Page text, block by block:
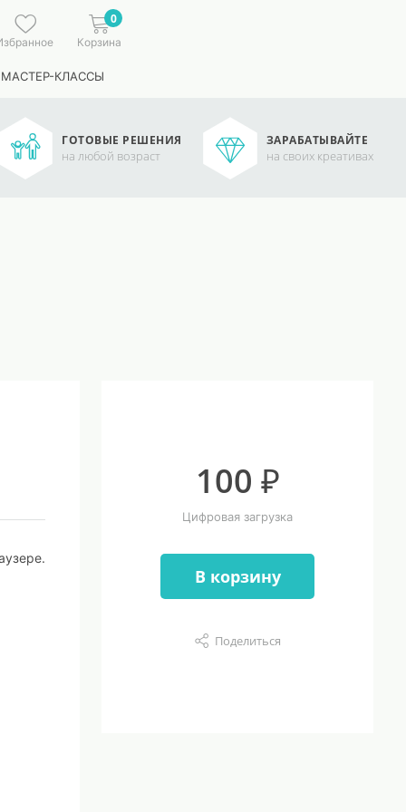
0
Корзина
КЛАССЫ
ГОТОВЫЕ РЕШЕНИЯ
на любой возраст
ЗАРАБАТЫВАЙТЕ
на своих креативах
100 ₽
Цифровая загрузка
В корзину
Поделиться